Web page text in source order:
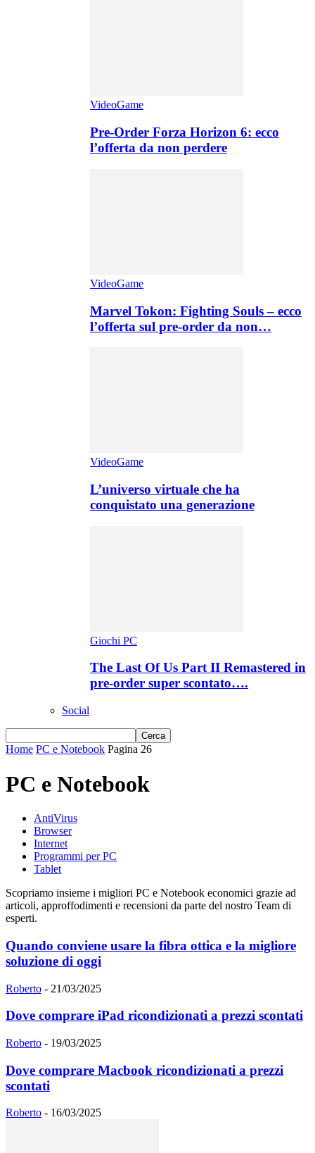
VideoGame
Pre-Order Forza Horizon 6: ecco
l’offerta da non perdere
VideoGame
Marvel Tokon: Fighting Souls – ecco
l’offerta sul pre-order da non…
VideoGame
L’universo virtuale che ha
conquistato una generazione
Giochi PC
The Last Of Us Part II Remastered in
pre-order super scontato….
Social
Home PC e Notebook Pagina 26
PC e Notebook
AntiVirus
Browser
Internet
Programmi per PC
Tablet
Scopriamo insieme i migliori PC e Notebook economici grazie ad
articoli, approffodimenti e recensioni da parte del nostro Team di
esperti.
Quando conviene usare la fibra ottica e la migliore
soluzione di oggi
Roberto - 21/03/2025
Dove comprare iPad ricondizionati a prezzi scontati
Roberto - 19/03/2025
Dove comprare Macbook ricondizionati a prezzi
scontati
Roberto - 16/03/2025